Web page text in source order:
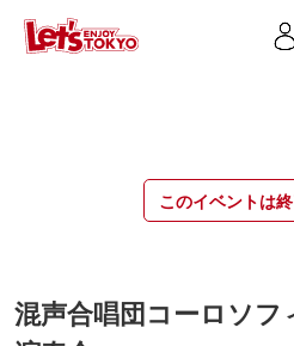
このイベントは
混声合唱団コーロソ